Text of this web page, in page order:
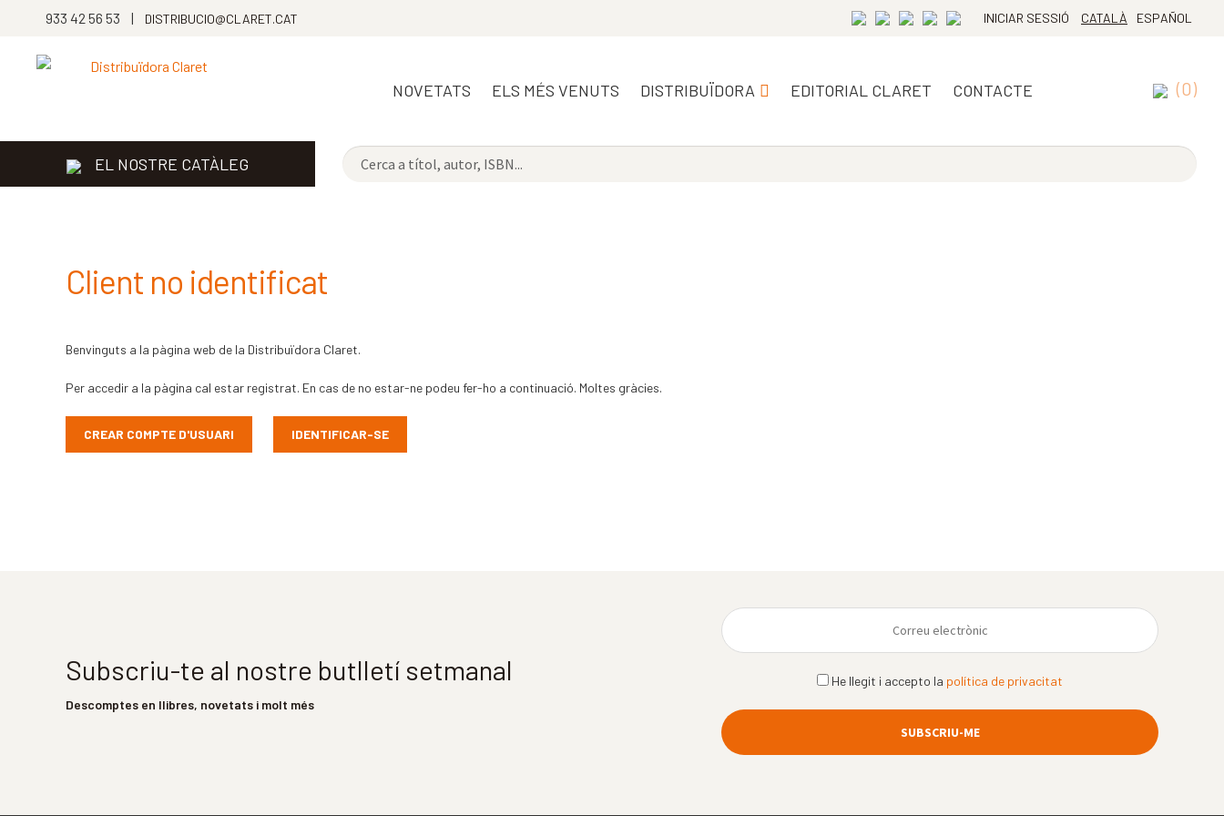
933 42 56 53 | DISTRIBUCIO@CLARET.CAT INICIAR SESSIÓ CATALÀ ESPAÑOL
NOVETATS ELS MÉS VENUTS DISTRIBUÏDORA EDITORIAL CLARET CONTACTE (0)
EL NOSTRE CATÀLEG
Client no identificat
Benvinguts a la pàgina web de la Distribuïdora Claret.
Per accedir a la pàgina cal estar registrat. En cas de no estar-ne podeu fer-ho a continuació. Moltes gràcies.
CREAR COMPTE D'USUARI IDENTIFICAR-SE
Subscriu-te al nostre butlletí setmanal
Descomptes en llibres, novetats i molt més
He llegit i accepto la política de privacitat